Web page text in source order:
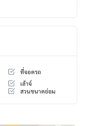
ที่จอดรถ
เล้าจ์
สวนขนาดย่อม